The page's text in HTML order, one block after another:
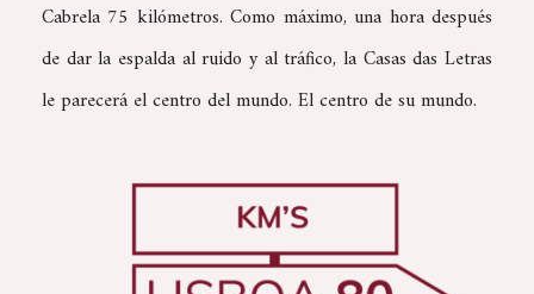
Cabrela 75 kilómetros. Como máximo, una hora después
de dar la espalda al ruido y al tráfico, la Casas das Letras
le parecerá el centro del mundo. El centro de su mundo.